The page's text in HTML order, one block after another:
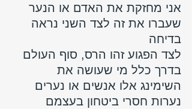
אני מחזקת את האדם או הנער
שעברו את זה לצד השני נראה
בדיחה
לצד הפגוע זהו הרס, סוף העולם
בדרך כלל מי שעושה את
השימינג אלו אנשים או נערים
נערות חסרי ביטחון בעצמם